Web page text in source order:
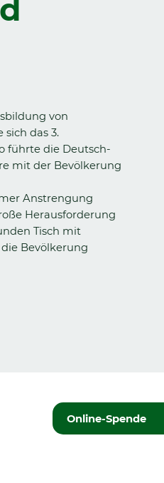
Online-Spende
von
das 3.
führte die Deutsch-
mit der Bevölkerung
Anstrengung
Herausforderung
Tisch mit
Bevölkerung